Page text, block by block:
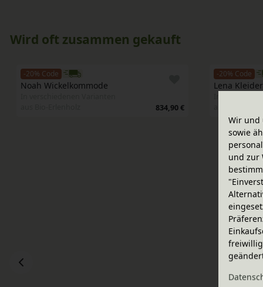
Wird oft zusammen gekauft
-20% Code
Noah Wickelkommode
834,90 €
-20% Code
Lena
Wir und
sowie
und zur